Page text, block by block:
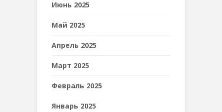
Июнь 2025
Май 2025
Апрель 2025
Март 2025
Февраль 2025
Январь 2025